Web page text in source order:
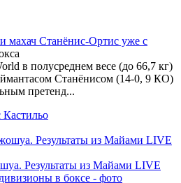
махач Станёнис-Ортис уже с
в полусреднем весе (до 66,7 кг)
Станёнисом (14-0, 9 КО)
претенд...
Кастильо
Результаты из Майами LIVE